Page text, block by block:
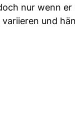
nur wenn
und